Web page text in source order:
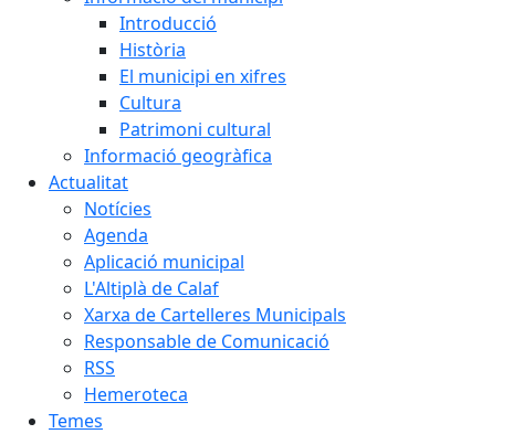
Introducció
Història
El municipi en xifres
Cultura
Patrimoni cultural
Informació geogràfica
Actualitat
Notícies
Agenda
Aplicació municipal
L'Altiplà de Calaf
Xarxa de Cartelleres Municipals
Responsable de Comunicació
RSS
Hemeroteca
Temes